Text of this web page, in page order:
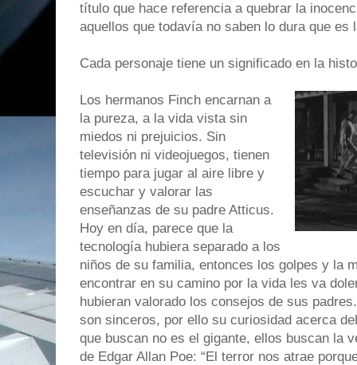
título que hace referencia a quebrar la
aquellos que todavía no saben lo dura que es
Cada personaje tiene un significado en la
Los hermanos Finch encarnan a
la pureza, a la vida vista sin
miedos ni prejuicios. Sin
televisión ni videojuegos, tienen
tiempo para jugar al aire libre y
escuchar y valorar las
enseñanzas de su padre Atticus.
Hoy en día, parece que la
tecnología hubiera separado a los
niños de su familia, entonces los golpes y la
encontrar en su camino por la vida les va
hubieran valorado los consejos de sus
son sinceros, por ello su curiosidad acerca
que buscan no es el gigante, ellos buscan la
de Edgar Allan Poe: “El terror nos atrae